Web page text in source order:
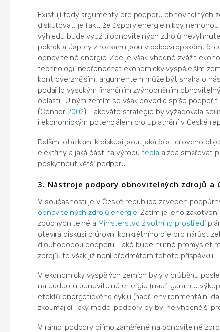
Existují tedy argumenty pro podporu obnovitelných
diskutovat, je fakt, že úspory energie nikdy
výhledu bude využití obnovitelných zdrojů
pokrok a úspory z rozsahu jsou v celoevropském, či
obnovitelné energie. Zde je však vhodné zvážit
technologií nepřenechat ekonomicky vyspělejším
kontroverznějším, argumentem může být snaha o
podařilo vysokým finančním zvýhodněním
oblasti . Jiným zemím se však povedlo spíše
(Connor 2002). Takováto strategie by vyžadovala
i ekonomickým potenciálem pro uplatnění v České
Dalšími otázkami k diskusi jsou, jaká část cílového
elektřiny a jaká část na výrobu tepla a zda směřovat
poskytnout větší podporu.
3. Nástroje podpory obnovitelných zdrojů a
V současnosti je v České republice zaveden
obnovitelných zdrojů energie. Zatím je jeho
zpochybnitelné a Ministerstvo životního prostředí
otevírá diskusi o úrovni konkrétního cíle pro nárůst
dlouhodobou podporu. Také bude nutné promyslet
zdrojů, to však již není předmětem tohoto příspěvku.
V ekonomicky vyspělých zemích byly v průběhu
na podporu obnovitelné energie (např. garance
efektů energetického cyklu (např. environmentální
zkoumající, jaký model podpory by byl nejvhodnější
V rámci podpory přímo zaměřené na obnovitelné